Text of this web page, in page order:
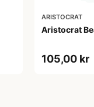
ARISTOCRAT
Aristocrat
105,00 kr